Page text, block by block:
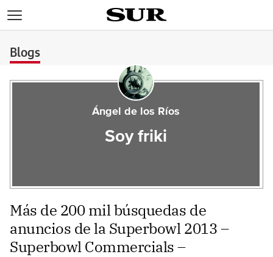
Blogs
Ángel de los Ríos
Soy friki
Más de 200 mil búsquedas de
anuncios de la Superbowl 2013 –
Superbowl Commercials –